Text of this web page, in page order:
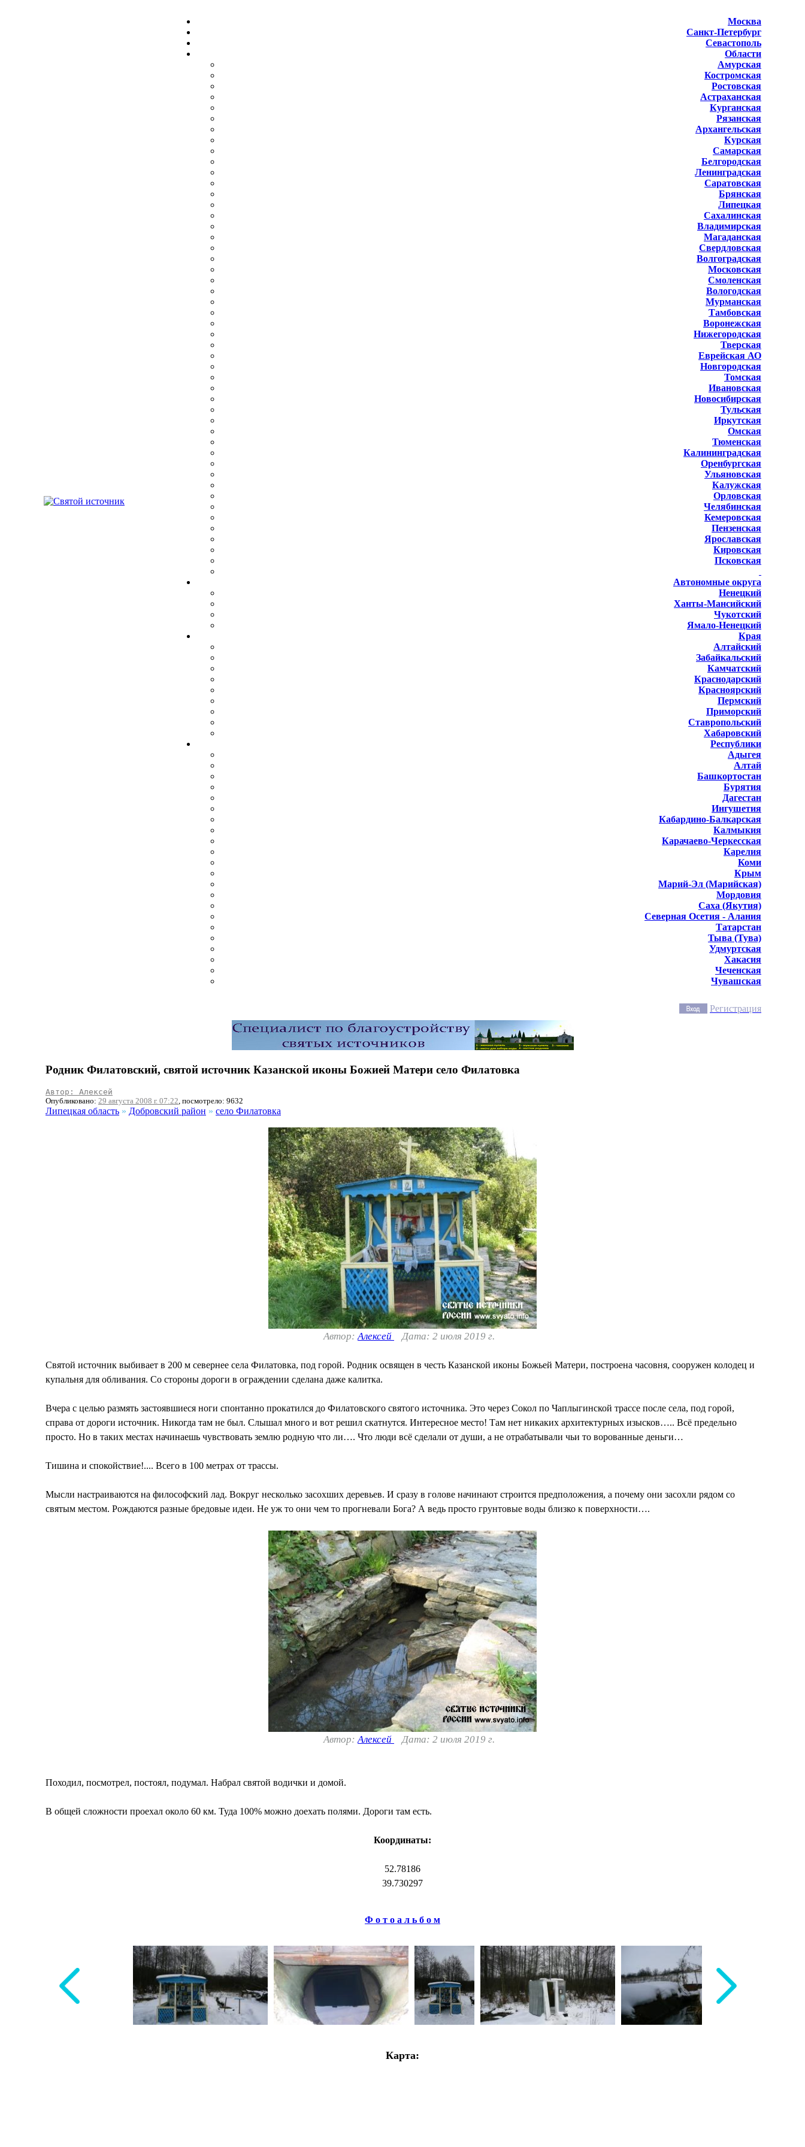
Москва
Санкт-Петербург
Севастополь
Области
Амурская
Костромская
Ростовская
Астраханская
Курганская
Рязанская
Архангельская
Курская
Самарская
Белгородская
Ленинградская
Саратовская
Брянская
Липецкая
Сахалинская
Владимирская
Магаданская
Свердловская
Волгоградская
Московская
Смоленская
Вологодская
Мурманская
Тамбовская
Воронежская
Нижегородская
Тверская
Еврейская АО
Новгородская
Томская
Ивановская
Новосибирская
Тульская
Иркутская
Омская
Тюменская
Калининградская
Оренбургская
Ульяновская
Калужская
Орловская
Челябинская
Кемеровская
Пензенская
Ярославская
Кировская
Псковская
Автономные округа
Ненецкий
Ханты-Мансийский
Чукотский
Ямало-Ненецкий
Края
Алтайский
Забайкальский
Камчатский
Краснодарский
Красноярский
Пермский
Приморский
Ставропольский
Хабаровский
Республики
Адыгея
Алтай
Башкортостан
Бурятия
Дагестан
Ингушетия
Кабардино-Балкарская
Калмыкия
Карачаево-Черкесская
Карелия
Коми
Крым
Марий-Эл (Марийская)
Мордовия
Саха (Якутия)
Северная Осетия - Алания
Татарстан
Тыва (Тува)
Удмуртская
Хакасия
Чеченская
Чувашская
Регистрация
Родник Филатовский, святой источник Казанской иконы Божией Матери село Филатовка
Автор: Алексей
Опубликовано: 29 августа 2008 г. 07:22, посмотрело: 9632
Липецкая область » Добровский район » село Филатовка
Автор:Алексей Дата: 2 июля 2019 г.
Святой источник выбивает в 200 м севернее села Филатовка, под горой. Родник освящен в честь Казанской иконы Божьей Матери, построена часовня, сооружен колодец и
купальня для обливания. Со стороны дороги в ограждении сделана даже калитка.
Вчера с целью размять застоявшиеся ноги спонтанно прокатился до Филатовского святого источника. Это через Сокол по Чаплыгинской трассе после села, под горой,
справа от дороги источник. Никогда там не был. Слышал много и вот решил скатнутся. Интересное место! Там нет никаких архитектурных изысков….. Всё предельно
просто. Но в таких местах начинаешь чувствовать землю родную что ли…. Что люди всё сделали от души, а не отрабатывали чьи то ворованные деньги…
Тишина и спокойствие!.... Всего в 100 метрах от трассы.
Мысли настраиваются на философский лад. Вокруг несколько засохших деревьев. И сразу в голове начинают строится предположения, а почему они засохли рядом со
святым местом. Рождаются разные бредовые идеи. Не уж то они чем то прогневали Бога? А ведь просто грунтовые воды близко к поверхности….
Автор:Алексей Дата: 2 июля 2019 г.
Походил, посмотрел, постоял, подумал. Набрал святой водички и домой.
В общей сложности проехал около 60 км. Туда 100% можно доехать полями. Дороги там есть.
Координаты:
52.78186
39.730297
Ф о т о а л ь б о м
Карта: